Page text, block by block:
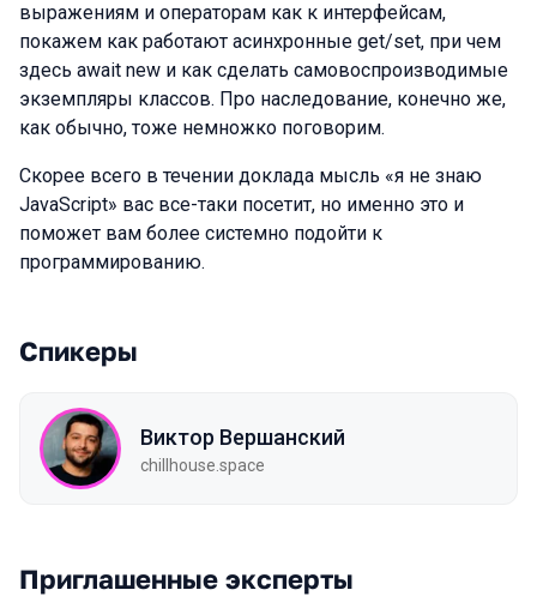
выражениям и операторам как к интерфейсам,
покажем как работают асинхронные get/set, при чем
здесь await new и как сделать самовоспроизводимые
экземпляры классов. Про наследование, конечно же,
как обычно, тоже немножко поговорим.
Скорее всего в течении доклада мысль «я не знаю
JavaScript» вас все-таки посетит, но именно это и
поможет вам более системно подойти к
программированию.
Спикеры
Виктор Вершанский
chillhouse.space
Приглашенные эксперты